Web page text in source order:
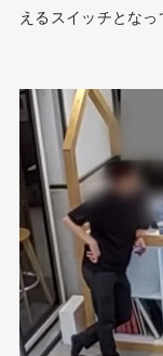
えるスイッチとなっ